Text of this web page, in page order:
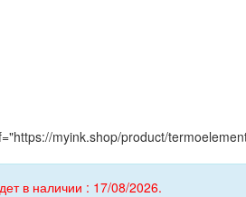
myink.shop/product/
в наличии : 17/08/2026.